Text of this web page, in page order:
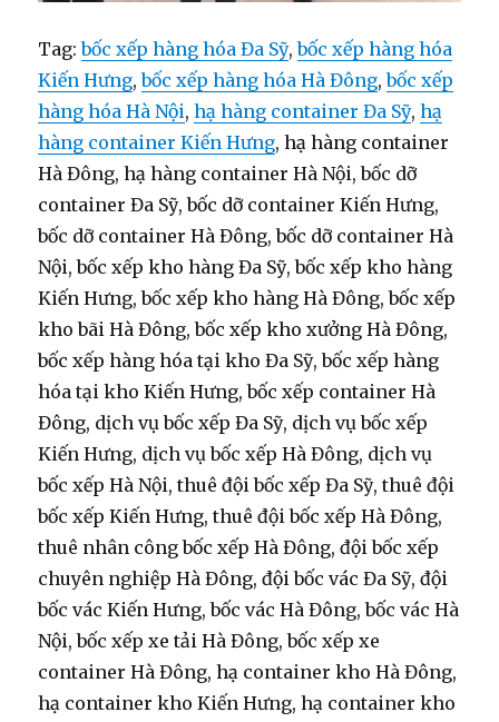
Tag:bốc xếp hàng hóa Đa Sỹ,bốc xếp hàng hóa
Kiến Hưng,bốc xếp hàng hóa Hà Đông,bốc xếp
hàng hóa Hà Nội,hạ hàng container Đa Sỹ,hạ
hàng container Kiến Hưng, hạ hàng container
Hà Đông, hạ hàng container Hà Nội, bốc dỡ
container Đa Sỹ, bốc dỡ container Kiến Hưng,
bốc dỡ container Hà Đông, bốc dỡ container Hà
Nội, bốc xếp kho hàng Đa Sỹ, bốc xếp kho hàng
Kiến Hưng, bốc xếp kho hàng Hà Đông, bốc xếp
kho bãi Hà Đông, bốc xếp kho xưởng Hà Đông,
bốc xếp hàng hóa tại kho Đa Sỹ, bốc xếp hàng
hóa tại kho Kiến Hưng, bốc xếp container Hà
Đông, dịch vụ bốc xếp Đa Sỹ, dịch vụ bốc xếp
Kiến Hưng, dịch vụ bốc xếp Hà Đông, dịch vụ
bốc xếp Hà Nội, thuê đội bốc xếp Đa Sỹ, thuê đội
bốc xếp Kiến Hưng, thuê đội bốc xếp Hà Đông,
thuê nhân công bốc xếp Hà Đông, đội bốc xếp
chuyên nghiệp Hà Đông, đội bốc vác Đa Sỹ, đội
bốc vác Kiến Hưng, bốc vác Hà Đông, bốc vác Hà
Nội, bốc xếp xe tải Hà Đông, bốc xếp xe
container Hà Đông, hạ container kho Hà Đông,
hạ container kho Kiến Hưng, hạ container kho